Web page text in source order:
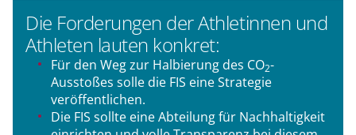
Die Forderungen der Athletinnen und
Athleten lauten konkret:
Für den Weg zur Halbierung des CO2-
Ausstoßes solle die FIS eine Strategie
veröffentlichen.
Die FIS sollte eine Abteilung für Nachhaltigkeit